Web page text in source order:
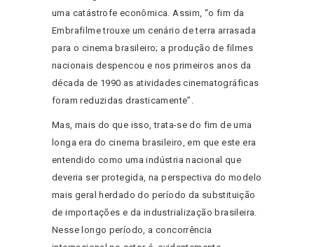
uma catástrofe econômica. Assim, “o fim da
Embrafilme trouxe um cenário de terra arrasada
para o cinema brasileiro; a produção de filmes
nacionais despencou e nos primeiros anos da
década de 1990 as atividades cinematográficas
foram reduzidas drasticamente”.
Mas, mais do que isso, trata-se do fim de uma
longa era do cinema brasileiro, em que este era
entendido como uma indústria nacional que
deveria ser protegida, na perspectiva do modelo
mais geral herdado do período da substituição
de importações e da industrialização brasileira.
Nesse longo período, a concorrência